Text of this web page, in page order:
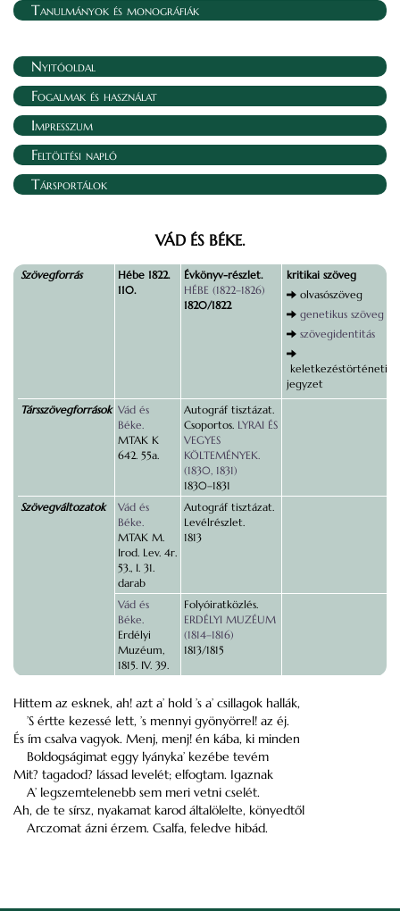
Tanulmányok és monográfiák
Nyitóoldal
Fogalmak és használat
Impresszum
Feltöltési napló
Társportálok
VÁD ÉS BÉKE.
Szövegforrás
Hébe 1822.
110.
Évkönyv-részlet.
HÉBE (1822–1826)
1820/1822
kritikai szöveg
olvasószöveg
genetikus szöveg
szövegidentitás
keletkezéstörténeti
jegyzet
Társszövegforrások Vád és
Béke.
MTAK K
642. 55a.
Autográf tisztázat.
Csoportos. LYRAI ÉS
VEGYES
KÖLTEMÉNYEK.
(1830, 1831)
1830–1831
Szövegváltozatok
Vád és
Béke.
MTAK M.
Irod. Lev. 4r.
53., I. 31.
darab
Autográf tisztázat.
Levélrészlet.
1813
Vád és
Béke.
Erdélyi
Muzéum,
1815. IV. 39.
Folyóiratközlés.
ERDÉLYI MUZÉUM
(1814–1816)
1813/1815
Hittem az esknek, ah! azt a’ hold ’s a’ csillagok hallák,
’S értte kezessé lett, ’s mennyi gyönyörrel! az éj.
És ím csalva vagyok. Menj, menj! én kába, ki minden
Boldogságimat eggy lyányka’ kezébe tevém
Mit? tagadod? lássad levelét; elfogtam. Igaznak
A’ legszemtelenebb sem meri vetni cselét.
Ah, de te sírsz, nyakamat karod általölelte, könyedtől
Arczomat ázni érzem. Csalfa, feledve hibád.